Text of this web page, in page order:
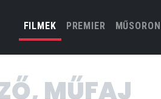
FILMEK(CURRENT)
PREMIER MŰSORON